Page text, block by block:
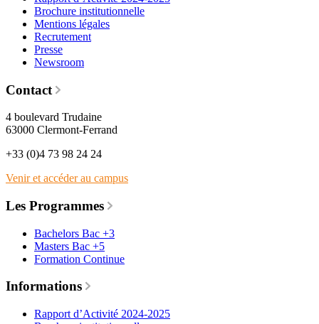
Brochure institutionnelle
Mentions légales
Recrutement
Presse
Newsroom
Contact
4 boulevard Trudaine
63000 Clermont-Ferrand
+33 (0)4 73 98 24 24
Venir et accéder au campus
Les Programmes
Bachelors Bac +3
Masters Bac +5
Formation Continue
Informations
Rapport d’Activité 2024-2025